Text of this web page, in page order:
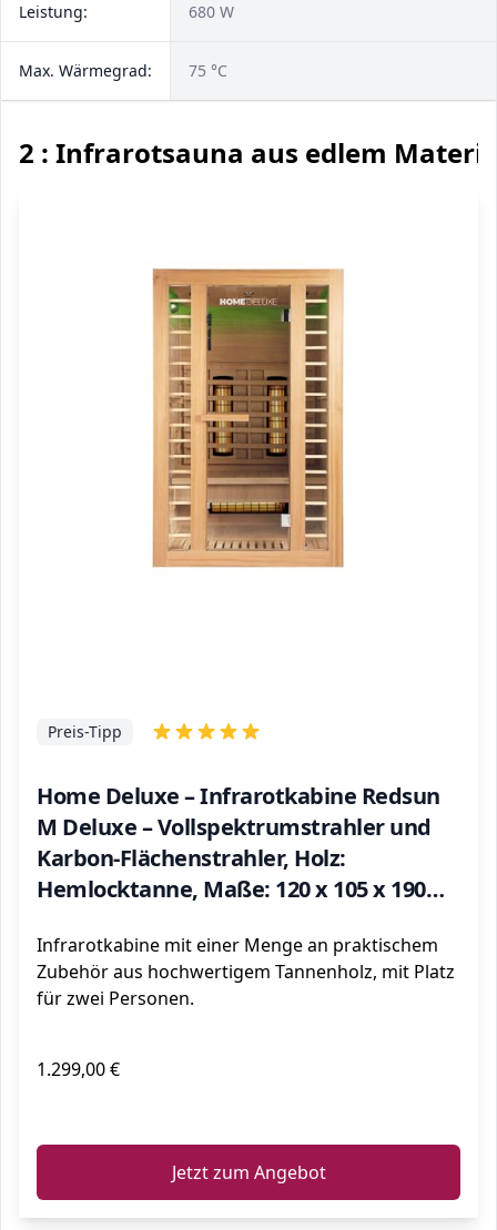
Leistung: 680 W
Max. Wärmegrad: 75 °C
2 : Infrarotsauna aus edlem
Home Deluxe – Infrarotkabine Redsun
M Deluxe – Vollspektrumstrahler und
Karbon-Flächenstrahler, Holz:
Hemlocktanne, Maße: 120 x 105 x 190
Infrarot, Kabine
Preis-Tipp
Infrarotkabine mit einer Menge an praktischem
Zubehör aus hochwertigem Tannenholz, mit Platz
für zwei Personen.
1.299,00 €
Jetzt zum Angebot